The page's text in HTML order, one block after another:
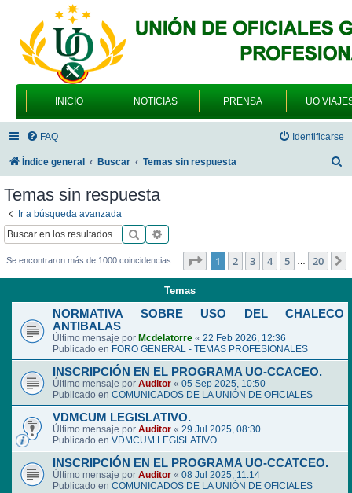
INICIO NOTICIAS PRENSA UO
FAQ Identificarse
Índice general Buscar Temas sin respuesta
Temas sin respuesta
Ir a búsqueda avanzada
Buscar
Se encontraron más de 1000 coincidencias Página de 20
1 2 3 4 5 … 20
Temas
NORMATIVA SOBRE USO DEL CHALECO
ANTIBALAS
Último mensaje por Mcdelatorre « 22 Feb 2026, 12:36
Publicado en FORO GENERAL - TEMAS PROFESIONALES
INSCRIPCIÓN EN EL PROGRAMA UO-CCACEO.
Último mensaje por Auditor « 05 Sep 2025, 10:50
Publicado en COMUNICADOS DE LA UNIÓN DE OFICIALES
VDMCUM LEGISLATIVO.
Último mensaje por Auditor « 29 Jul 2025, 08:30
Publicado en VDMCUM LEGISLATIVO.
INSCRIPCIÓN EN EL PROGRAMA UO-CCATCEO.
Último mensaje por Auditor « 08 Jul 2025, 11:14
Publicado en COMUNICADOS DE LA UNIÓN DE OFICIALES